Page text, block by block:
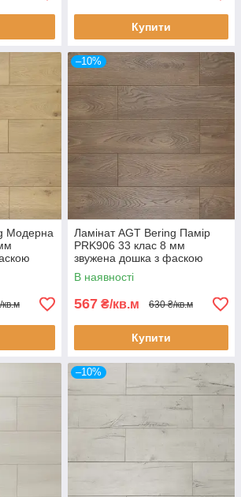
Купити
Модерна
–10%
Ламінат AGT Bering Памір
PRK906 33 клас 8 мм
звужена дошка з фаскою
В наявності
567 ₴/кв.м 630 ₴/кв.м
Купити
–10%